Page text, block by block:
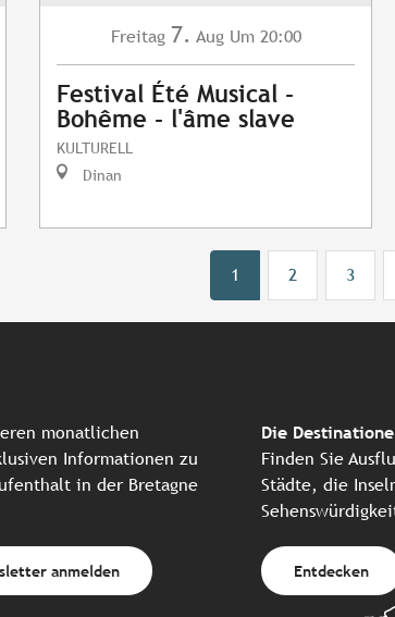
Freitag 7. Aug Um 20:00
Festival Été Musical -
Bohême - l'âme slave
KULTURELL
Dinan
1 2 3
monatlichen
Informationen zu
in der Bretagne
anmelden
Die
Finden Sie
Städte, die
Entdecken